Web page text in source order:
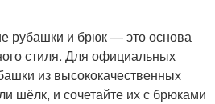
рубашки и брюк — это основа
стиля. Для официальных
из высококачественных
шёлк, и сочетайте их с брюками